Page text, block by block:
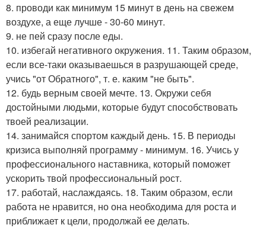
8. проводи как минимум 15 минут в день на свежем
воздухе, а еще лучше - 30-60 минут.
9. не пей сразу после еды.
10. избегай негативного окружения. 11. Таким образом,
если все-таки оказываешься в разрушающей среде,
учись "от Обратного", т. е. каким "не быть".
12. будь верным своей мечте. 13. Окружи себя
достойными людьми, которые будут способствовать
твоей реализации.
14. занимайся спортом каждый день. 15. В периоды
кризиса выполняй программу - минимум. 16. Учись у
профессионального наставника, который поможет
ускорить твой профессиональный рост.
17. работай, наслаждаясь. 18. Таким образом, если
работа не нравится, но она необходима для роста и
приближает к цели, продолжай ее делать.